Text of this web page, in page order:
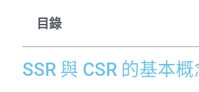
目錄
SSR 與 CSR 的基本概